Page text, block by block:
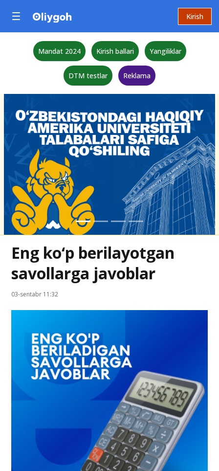
Kirish
Mandat 2024 Kirish ballari Yangiliklar
DTM testlar Reklama
Eng ko‘p berilayotgan
savollarga javoblar
03-sentabr 11:32